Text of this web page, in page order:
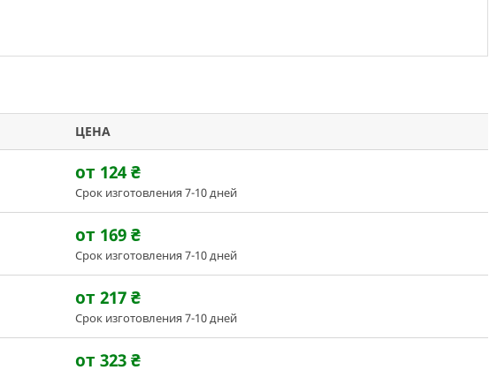
ЦЕНА
от 124₴
Срок изготовления 7-10 дней
от 169₴
Срок изготовления 7-10 дней
от 217₴
Срок изготовления 7-10 дней
от 323₴